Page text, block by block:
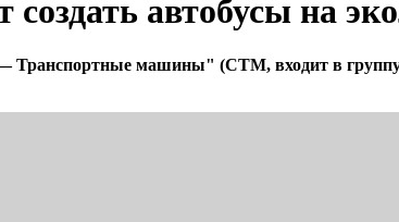
автобусы на
Транспортные машины" (СТМ, входит в